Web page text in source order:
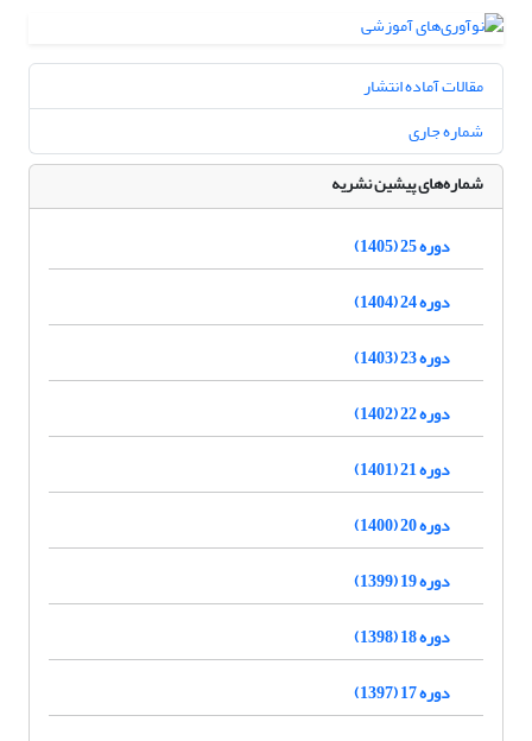
مقالات آماده انتشار
شماره جاری
شماره‌های پیشین نشریه
دوره 25 (1405)
دوره 24 (1404)
دوره 23 (1403)
دوره 22 (1402)
دوره 21 (1401)
دوره 20 (1400)
دوره 19 (1399)
دوره 18 (1398)
دوره 17 (1397)